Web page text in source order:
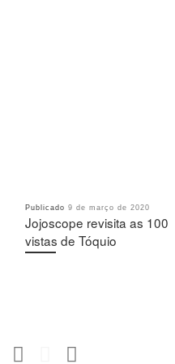
Publicado 9 de março de 2020
Jojoscope revisita as 100
vistas de Tóquio